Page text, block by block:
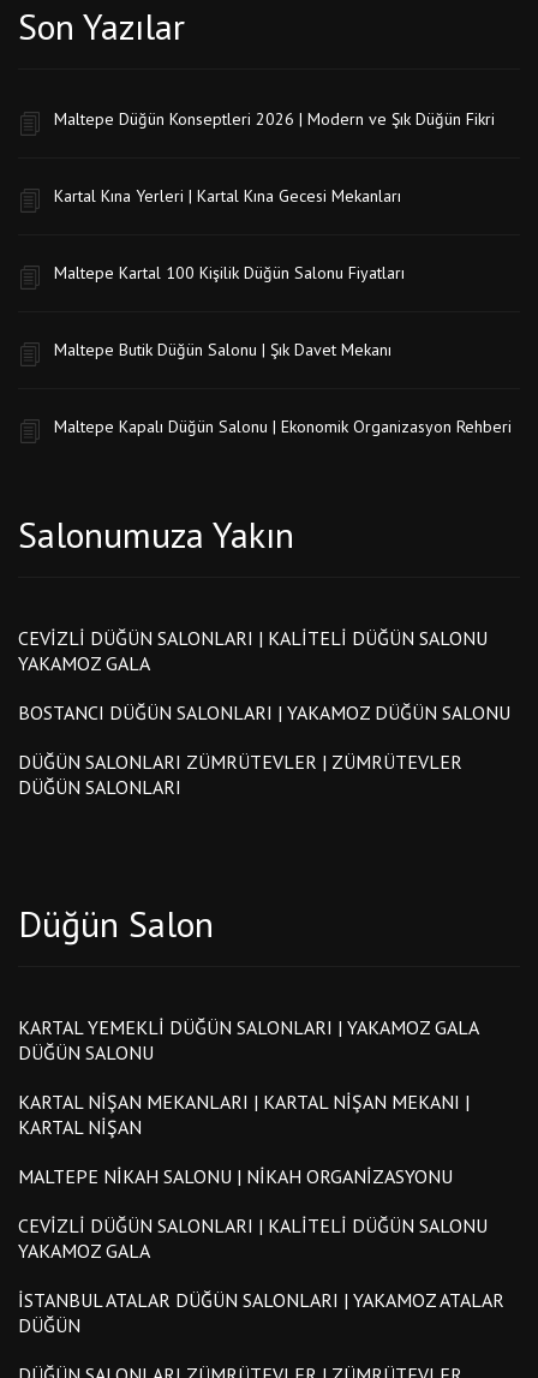
Son Yazılar
Maltepe Düğün Konseptleri 2026 | Modern ve Şık Düğün Fikri
Kartal Kına Yerleri | Kartal Kına Gecesi Mekanları
Maltepe Kartal 100 Kişilik Düğün Salonu Fiyatları
Maltepe Butik Düğün Salonu | Şık Davet Mekanı
Maltepe Kapalı Düğün Salonu | Ekonomik Organizasyon Rehberi
Salonumuza Yakın
CEVIZLI DÜĞÜN SALONLARI | KALITELI DÜĞÜN SALONU
YAKAMOZ GALA
BOSTANCI DÜĞÜN SALONLARI | YAKAMOZ DÜĞÜN SALONU
DÜĞÜN SALONLARI ZÜMRÜTEVLER | ZÜMRÜTEVLER
DÜĞÜN SALONLARI
Düğün Salon
KARTAL YEMEKLI DÜĞÜN SALONLARI | YAKAMOZ GALA
DÜĞÜN SALONU
KARTAL NIŞAN MEKANLARI | KARTAL NIŞAN MEKANI |
KARTAL NIŞAN
MALTEPE NIKAH SALONU | NIKAH ORGANIZASYONU
CEVIZLI DÜĞÜN SALONLARI | KALITELI DÜĞÜN SALONU
YAKAMOZ GALA
İSTANBUL ATALAR DÜĞÜN SALONLARI | YAKAMOZ ATALAR
DÜĞÜN